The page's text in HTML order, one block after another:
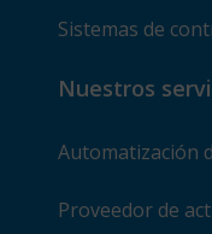
Sistemas de
Nuestros
Automatización
Proveedor de